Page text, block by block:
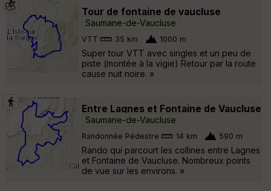
Tour de fontaine de vaucluse
Saumane-de-Vaucluse
VTT 35 km 1000 m
Super tour VTT avec singles et un peu de
piste (montée à la vigie) Retour par la route
cause nuit noire. »
Entre Lagnes et Fontaine de Vaucluse
Saumane-de-Vaucluse
Randonnée Pédestre 14 km 590 m
Rando qui parcourt les collines entre Lagnes
et Fontaine de Vaucluse. Nombreux points
de vue sur les environs. »